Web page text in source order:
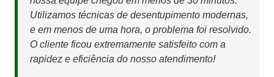
Utilizamos técnicas de desentupimento modernas,
e em menos de uma hora, o problema foi resolvido.
O cliente ficou extremamente satisfeito com a
rapidez e eficiência do nosso atendimento!